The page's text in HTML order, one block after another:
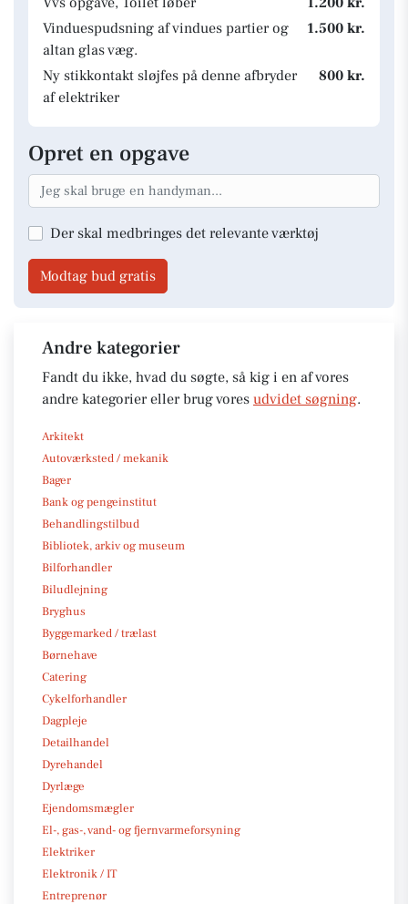
Vinduespudsning af vindues partier og
altan glas væg.
1.500 kr.
Ny stikkontakt sløjfes på denne afbryder
af elektriker
800 kr.
Opret en opgave
Der skal medbringes det relevante værktøj
Modtag bud gratis
Andre kategorier
Fandt du ikke, hvad du søgte, så kig i en af vores
andre kategorier eller brug vores udvidet søgning.
Arkitekt
Autoværksted / mekanik
Bager
Bank og pengeinstitut
Behandlingstilbud
Bibliotek, arkiv og museum
Bilforhandler
Biludlejning
Bryghus
Byggemarked / trælast
Børnehave
Catering
Cykelforhandler
Dagpleje
Detailhandel
Dyrehandel
Dyrlæge
Ejendomsmægler
El-, gas-, vand- og fjernvarmeforsyning
Elektriker
Elektronik / IT
Entreprenør